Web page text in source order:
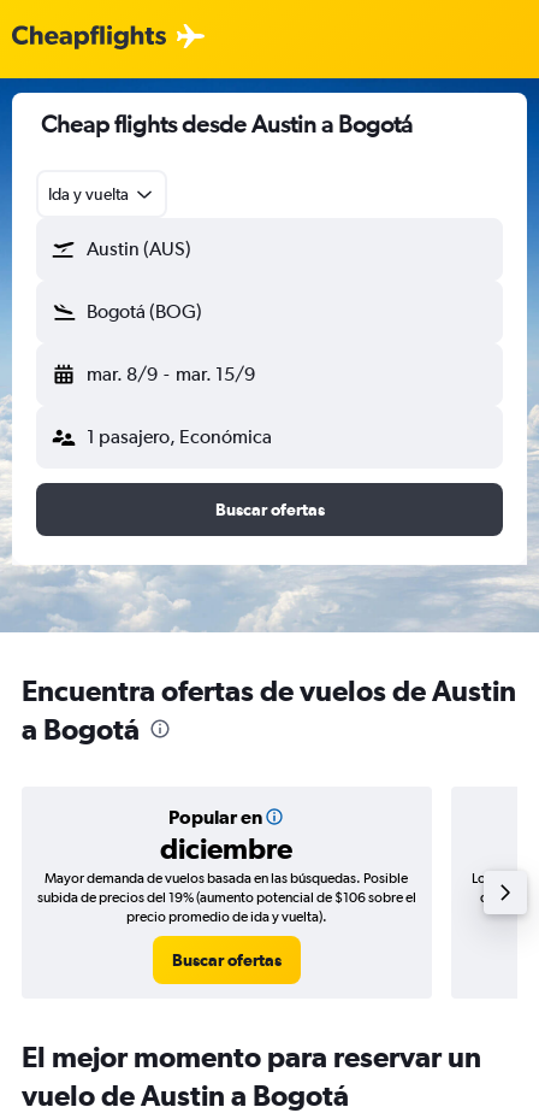
Cheap flights desde Austin a Bogotá
Ida y vuelta
Austin (AUS)
Bogotá (BOG)
mar. 8/9 - mar. 15/9
1 pasajero, Económica
Buscar ofertas
Encuentra ofertas de vuelos de Austin
a Bogotá
Popular en
diciembre
Mayor demanda de vuelos basada en las búsquedas. Posible
subida de precios del 19% (aumento potencial de $106 sobre el
precio promedio de ida y vuelta).
Buscar ofertas
Los
de
El mejor momento para reservar un
vuelo de Austin a Bogotá